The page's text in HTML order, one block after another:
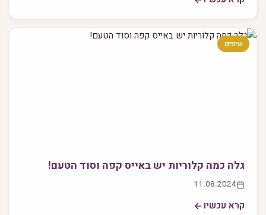
טיפים
גלה כמה קלוריות יש באייס קפה וסוד הטעם!
11.08.2024
קרא עכשיו